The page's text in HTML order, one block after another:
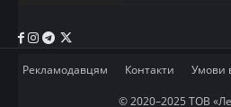
Рекламодавцям Контакти Умови
© 2020–2025 ТОВ